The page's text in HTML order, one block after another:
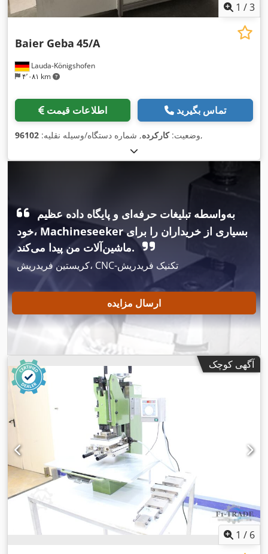
1 /3
Lauda-Königshofen
۴٬۰۸۱ km
Baier Geba 45/A
اطلاعات قیمت تماس بگیرید
وضعیت:کارکرده, شماره دستگاه/وسیله نقلیه: 96102 ,
به‌واسطه تبلیغات حرفه‌ای و پایگاه داده عظیم
خود، Machineseeker بسیاری از خریداران را برای
ماشین‌آلات من پیدا می‌کند.
کریستین فریدریش، CNC-تکنیک فریدریش
ارسال مزایده
آگهی کوچک
1 / 6